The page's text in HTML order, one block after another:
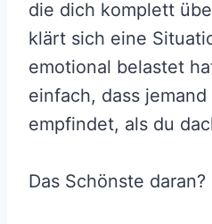
die dich komplett
klärt sich eine
emotional belastet
einfach, dass
empfindet, als du
Das Schönste daran?